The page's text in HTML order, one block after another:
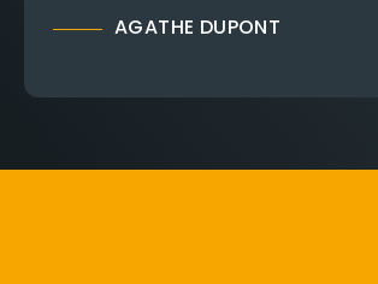
AGATHE DUPONT